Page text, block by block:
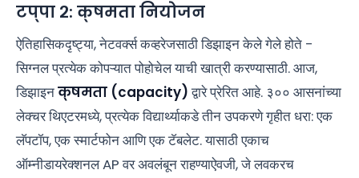
टप्पा २: क्षमता नियोजन
ऐतिहासिकदृष्ट्या, नेटवर्क्स कव्हरेजसाठी डिझाइन केले गेले होते -
सिग्नल प्रत्येक कोपऱ्यात पोहोचेल याची खात्री करण्यासाठी. आज,
डिझाइनक्षमता (capacity)द्वारे प्रेरित आहे. ३०० आसनांच्या
लेक्चर थिएटरमध्ये, प्रत्येक विद्यार्थ्याकडे तीन उपकरणे गृहीत धरा: एक
लॅपटॉप, एक स्मार्टफोन आणि एक टॅबलेट. यासाठी एकाच
ऑम्नीडायरेक्शनल AP वर अवलंबून राहण्याऐवजी, जे लवकरच